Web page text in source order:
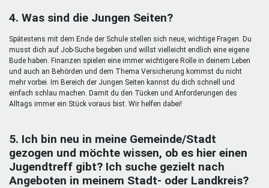
4. Was sind die Jungen Seiten?
Spätestens mit dem Ende der Schule stellen sich neue, wichtige Fragen. Du
musst dich auf Job-Suche begeben und willst vielleicht endlich eine eigene
Bude haben. Finanzen spielen eine immer wichtigere Rolle in deinem Leben
und auch an Behörden und dem Thema Versicherung kommst du nicht
mehr vorbei. Im Bereich der Jungen Seiten kannst du dich schnell und
einfach schlau machen. Damit du den Tücken und Anforderungen des
Alltags immer ein Stück voraus bist. Wir helfen dabei!
5. Ich bin neu in meine Gemeinde/Stadt
gezogen und möchte wissen, ob es hier einen
Jugendtreff gibt? Ich suche gezielt nach
Angeboten in meinem Stadt- oder Landkreis?